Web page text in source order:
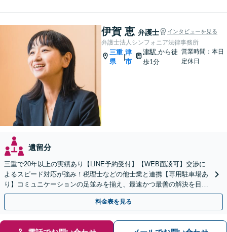
伊賀 恵 弁護士 インタビューを見る
弁護士法人シンフォニア法律事務所
三重
県
|
津
市
津駅から徒
歩1分
営業時間：本日
定休日
遺留分
三重で20年以上の実績あり【LINE予約受付】【WEB面談可】交渉に
よるスピード対応が強み！税理士などの他士業と連携【専用駐車場あ
り】コミュニケーションの足並みを揃え、最速かつ最善の解決を目指
して尽力します【完全個室】【お子さま同席可】
料金表を見る